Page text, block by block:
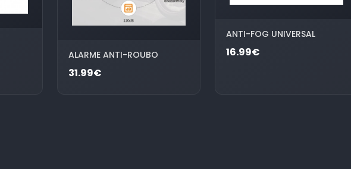
ALARME ANTI-ROUBO
31.99€
ANTI-FOG UNIVERSAL
16.99€